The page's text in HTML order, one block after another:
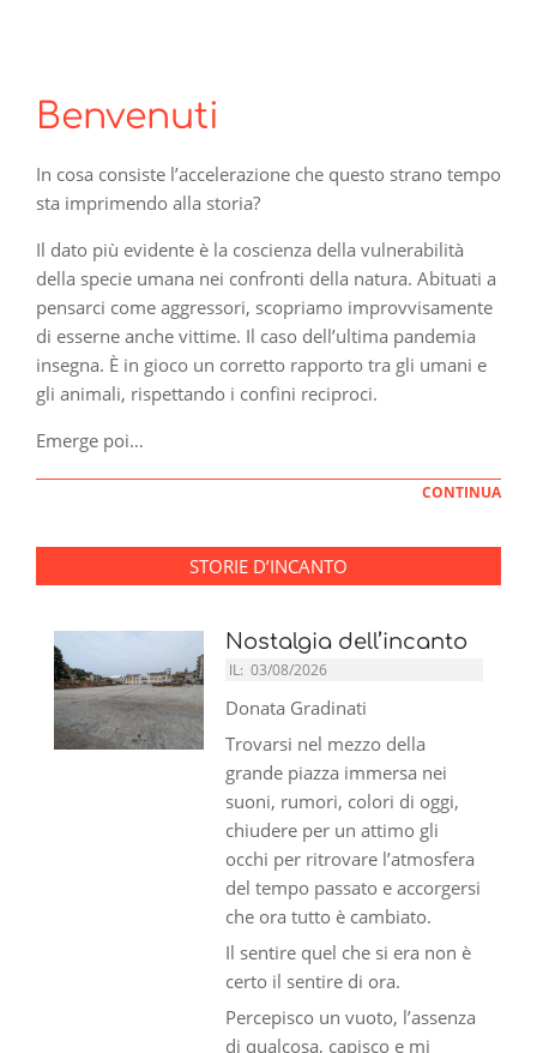
Benvenuti
In cosa consiste l’accelerazione che questo strano tempo
sta imprimendo alla storia?
Il dato più evidente è la coscienza della vulnerabilità
della specie umana nei confronti della natura. Abituati a
pensarci come aggressori, scopriamo improvvisamente
di esserne anche vittime. Il caso dell’ultima pandemia
insegna. È in gioco un corretto rapporto tra gli umani e
gli animali, rispettando i confini reciproci.
Emerge poi…
CONTINUA
STORIE D’INCANTO
Nostalgia dell’incanto
IL: 03/08/2026
Donata Gradinati
Trovarsi nel mezzo della
grande piazza immersa nei
suoni, rumori, colori di oggi,
chiudere per un attimo gli
occhi per ritrovare l’atmosfera
del tempo passato e accorgersi
che ora tutto è cambiato.
Il sentire quel che si era non è
certo il sentire di ora.
Percepisco un vuoto, l’assenza
di qualcosa, capisco e mi